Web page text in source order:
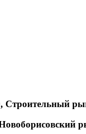
Строительный